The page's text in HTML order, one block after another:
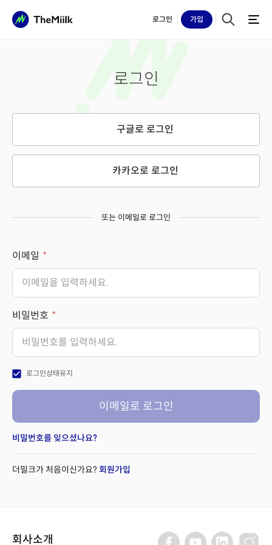
로그인 가입
로그인
구글로 로그인
카카오로 로그인
또는 이메일로 로그인
이메일
비밀번호
check_box 로그인상태유지
이메일로 로그인
비밀번호를 잊으셨나요?
더밀크가 처음이신가요? 회원가입
회사소개